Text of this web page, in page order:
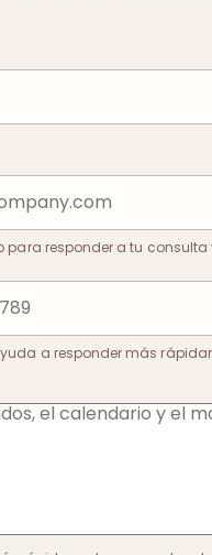
para responder a tu
a responder más